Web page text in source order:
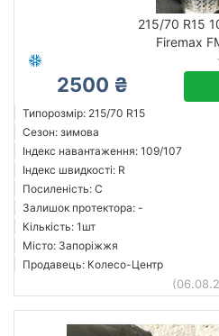
215/70 R15
Firemax
2500 ₴
Типорозмір: 215/70 R15
Сезон: зимова
Індекс навантаження: 109/107
Індекс швидкості: R
Посиленість: C
Залишок протектора: -
Кількість: 1шт
Місто: Запоріжжя
Продавець: Колесо-Центр